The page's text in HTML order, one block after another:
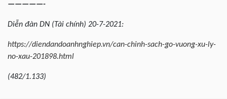
—————-
Diễn đàn DN (Tài chính) 20-7-2021:
https://diendandoanhnghiep.vn/can-chinh-sach-go-vuong-xu-ly-
no-xau-201898.html
(482/1.133)